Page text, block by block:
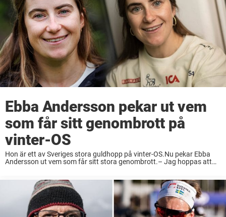
Ebba Andersson pekar ut vem
som får sitt genombrott på
vinter-OS
Hon är ett av Sveriges stora guldhopp på vinter-OS.Nu pekar Ebba
Andersson ut vem som får sitt stora genombrott.– Jag hoppas att